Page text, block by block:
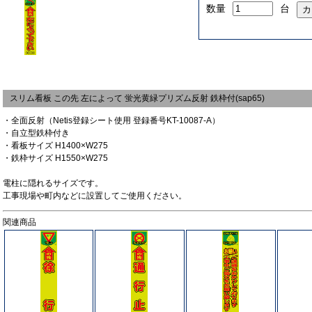
数量 台
スリム看板 この先 左によって 蛍光黄緑プリズム反射 鉄枠付(sap65)
・全面反射（Netis登録シート使用 登録番号KT-10087-A）
・自立型鉄枠付き
・看板サイズ H1400×W275
・鉄枠サイズ H1550×W275
電柱に隠れるサイズです。
工事現場や町内などに設置してご使用ください。
関連商品